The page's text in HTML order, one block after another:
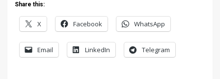
Share this:
X Facebook WhatsApp
Email LinkedIn Telegram